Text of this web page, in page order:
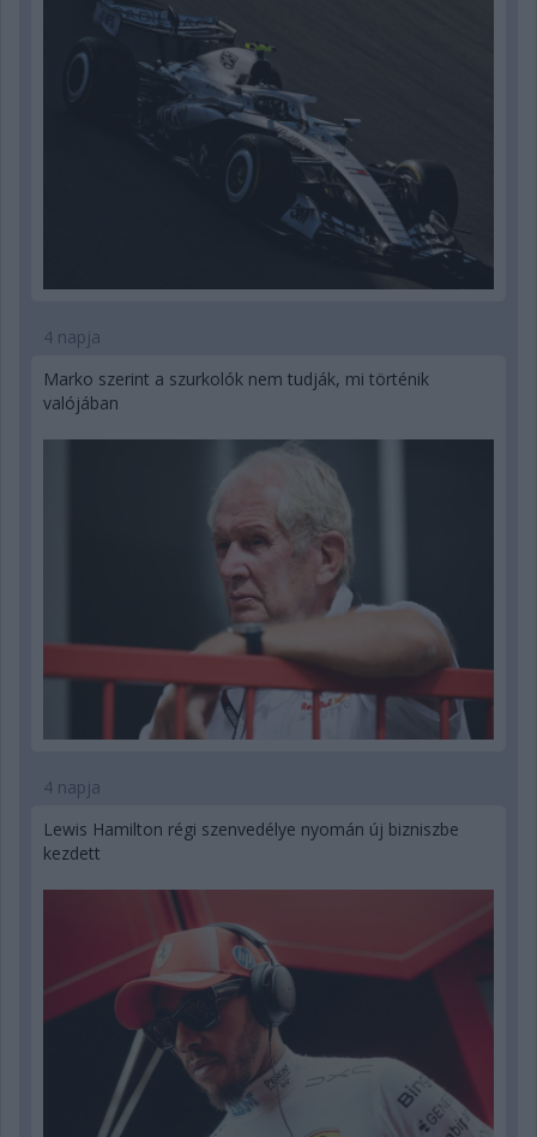
4 napja
Marko szerint a szurkolók nem tudják, mi történik
valójában
4 napja
Lewis Hamilton régi szenvedélye nyomán új bizniszbe
kezdett